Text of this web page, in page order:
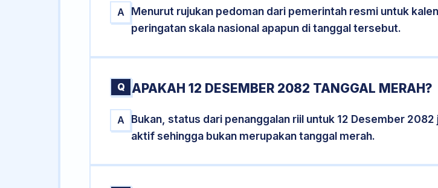
A
Menurut rujukan pedoman dari pemerintah resmi untuk
peringatan skala nasional apapun di tanggal tersebut.
Q APAKAH 12 DESEMBER 2082 TANGGAL MERAH?
A
Bukan, status dari penanggalan riil untuk 12 Desember
aktif sehingga bukan merupakan tanggal merah.